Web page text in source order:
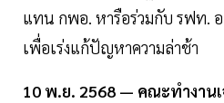
แทน กพอ. หารือร่วมกับ รฟท.
เพื่อเร่งแก้ปัญหาความล่าช้า
10 พ.ย. 2568 — คณะทำงานเ